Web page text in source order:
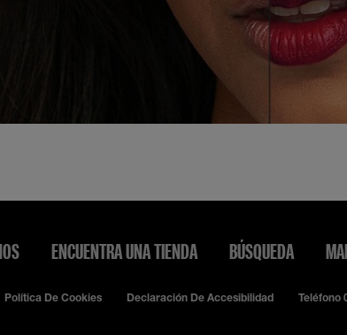
ENCUENTRA UNA TIENDA BÚSQUEDA
Política De Cookies Declaración De Accesibilidad Teléfono